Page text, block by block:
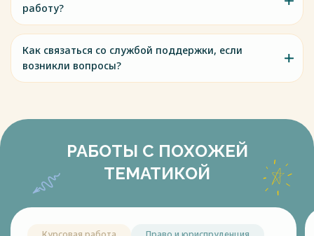
работу?
Как связаться со службой поддержки, если
возникли вопросы?
РАБОТЫ С ПОХОЖЕЙ
ТЕМАТИКОЙ